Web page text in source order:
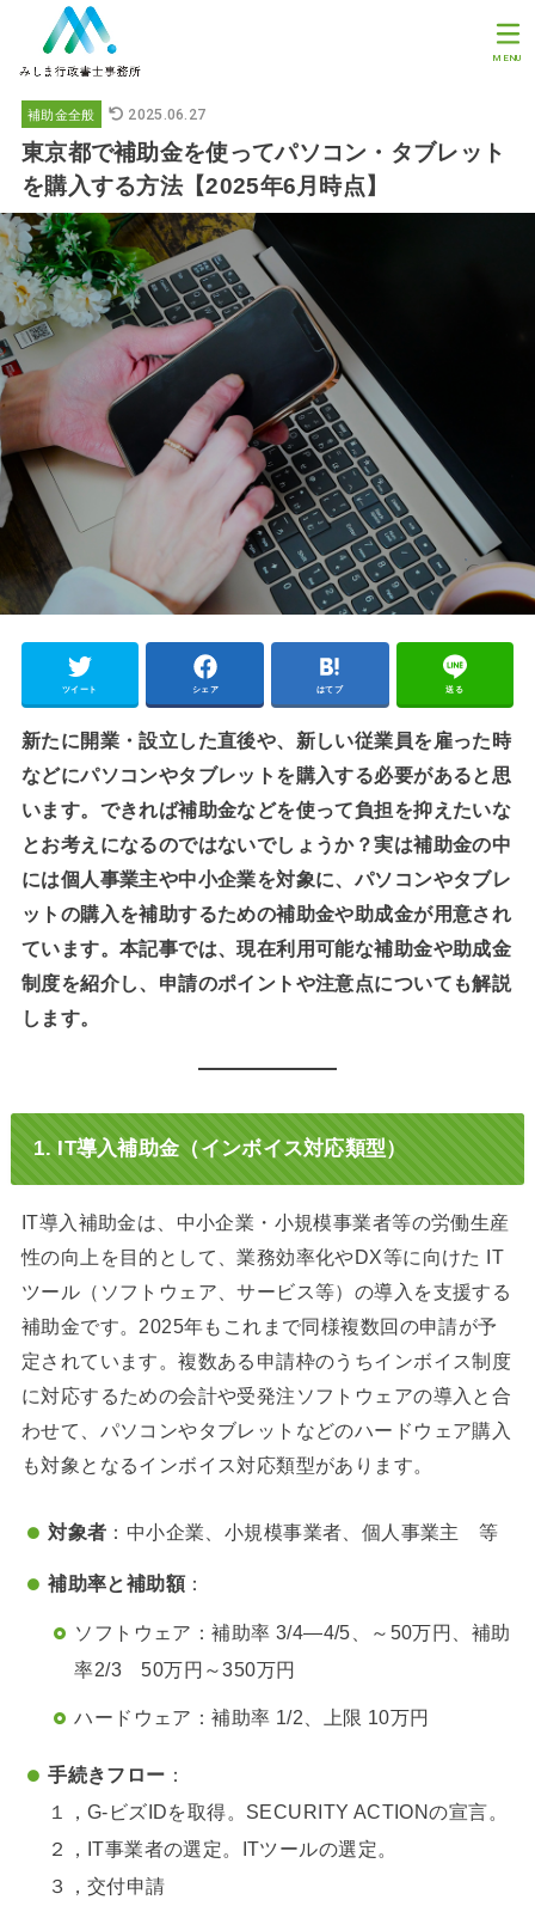
MENU
補助金全般 2025.06.27
東京都で補助金を使ってパソコン・タブレット
を購入する方法【2025年6月時点】
ツイート シェア はてブ 送る
新たに開業・設立した直後や、新しい従業員を雇った時
などにパソコンやタブレットを購入する必要があると思
います。できれば補助金などを使って負担を抑えたいな
とお考えになるのではないでしょうか？実は補助金の中
には個人事業主や中小企業を対象に、パソコンやタブレ
ットの購入を補助するための補助金や助成金が用意され
ています。本記事では、現在利用可能な補助金や助成金
制度を紹介し、申請のポイントや注意点についても解説
します。
1. IT導入補助金（インボイス対応類型）
IT導入補助金は、中小企業・小規模事業者等の労働生産
性の向上を目的として、業務効率化やDX等に向けた IT
ツール（ソフトウェア、サービス等）の導入を支援する
補助金です。2025年もこれまで同様複数回の申請が予
定されています。複数ある申請枠のうちインボイス制度
に対応するための会計や受発注ソフトウェアの導入と合
わせて、パソコンやタブレットなどのハードウェア購入
も対象となるインボイス対応類型があります。
対象者 ：中小企業、小規模事業者、個人事業主 等
補助率と補助額：
ソフトウェア：補助率 3/4—4/5、～50万円、補助
率2/3 50万円～350万円
ハードウェア：補助率 1/2、上限 10万円
手続きフロー ：
１，G-ビズIDを取得。SECURITY ACTIONの宣言。
２，IT事業者の選定。ITツールの選定。
３，交付申請